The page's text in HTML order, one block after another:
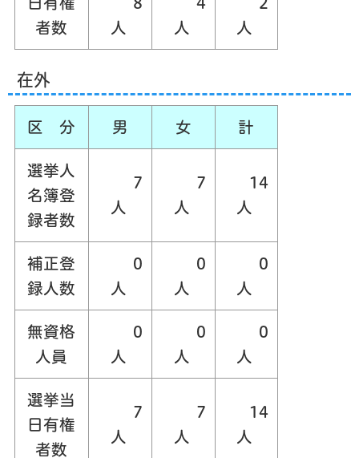
者数
人
人
人
在外
区 分 男 女 計
選挙人
名簿登
録者数
7
人
7
人
14
人
補正登
録人数
0
人
0
人
0
人
無資格
人員
0
人
0
人
0
人
選挙当
日有権
者数
7
人
7
人
14
人